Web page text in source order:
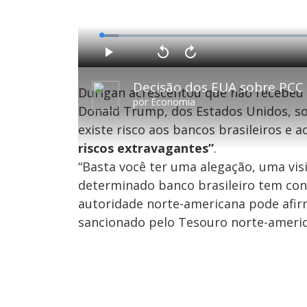
porEconomia
P
l
y
V
o
t
a
r
1
0
s
g
n
d
s
A
v
n
ç
a
r
1
0
e
u
n
o
s
M
u
L
o
a
d
e
.
7
8
%
Durigan acrescentou que não
Donald Trump, dos Estados Unidos,
existe risco aos bancos brasileiros e
riscos extravagantes”.
“Basta você ter uma alegação, uma
determinado banco brasileiro tem
autoridade norte-americana pode
sancionado pelo Tesouro norte-